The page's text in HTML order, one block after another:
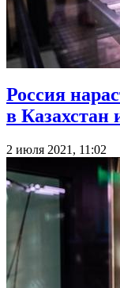
Россия
в Казахстан
2 июля 2021, 11:02